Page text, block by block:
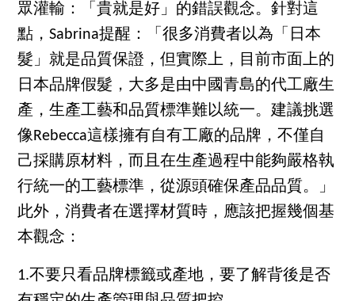
眾灌輸：「貴就是好」的錯誤觀念。針對這
點，Sabrina提醒：「很多消費者以為「日本
髮」就是品質保證，但實際上，目前市面上的
日本品牌假髮，大多是由中國青島的代工廠生
產，生產工藝和品質標準難以統一。建議挑選
像 Rebecca這樣擁有自有工廠的品牌，不僅自
己採購原材料，而且在生產過程中能夠嚴格執
行統一的工藝標準，從源頭確保產品品質。」
此外，消費者在選擇材質時，應該把握幾個基
本觀念：
1.不要只看品牌標籤或產地，要了解背後是否